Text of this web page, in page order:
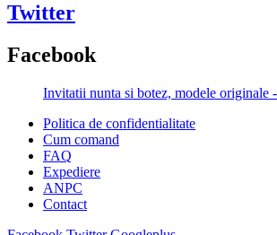
Twitter
Facebook
Invitatii nunta si botez, modele originale
Politica de confidentialitate
Cum comand
FAQ
Expediere
ANPC
Contact